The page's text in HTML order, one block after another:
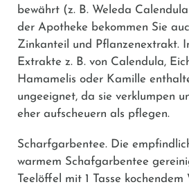
bewährt (z. B. Weleda
der Apotheke bekommen Sie
Zinkanteil und Pflanzenextrakt.
Extrakte z. B. von Calendula,
Hamamelis oder Kamille
ungeeignet, da sie verklumpen
eher aufscheuern als pflegen.
Scharfgarbentee. Die
warmem Schafgarbentee
Teelöffel mit 1 Tasse kochendem